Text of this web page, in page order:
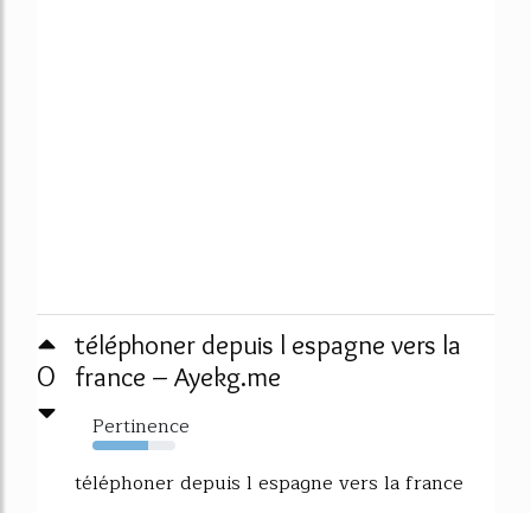
0
téléphoner depuis l espagne vers la
france – Ayekg.me
Pertinence
67%
téléphoner depuis l espagne vers la france